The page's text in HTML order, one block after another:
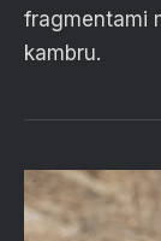
fragmentami
kambru.